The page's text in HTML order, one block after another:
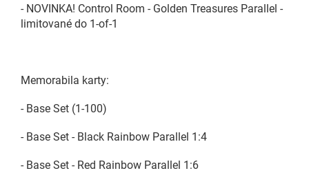
- NOVINKA! Control Room - Golden Treasures Parallel -
limitované do 1-of-1
Memorabila karty:
- Base Set (1-100)
- Base Set - Black Rainbow Parallel 1:4
- Base Set - Red Rainbow Parallel 1:6